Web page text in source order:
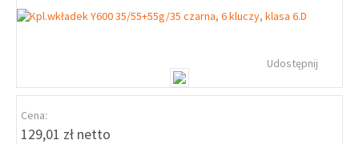
Udostępnij
Cena:
129,01 zł netto